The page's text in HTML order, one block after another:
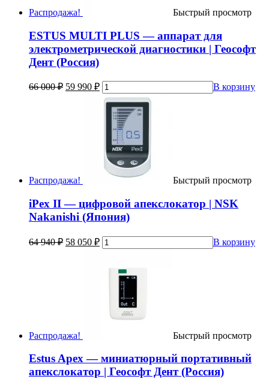
Распродажа! Быстрый просмотр
ESTUS MULTI PLUS — аппарат для
электрометрической диагностики | Геософт
Дент (Россия)
66 000₽ 59 990 ₽ В корзину
Распродажа! Быстрый просмотр
iPex II — цифровой апекслокатор | NSK
Nakanishi (Япония)
64 940₽ 58 050 ₽ В корзину
Распродажа! Быстрый просмотр
Estus Apex — миниатюрный портативный
апекслокатор | Геософт Дент (Россия)